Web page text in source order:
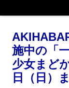
施中の「
少女まど
日（日）